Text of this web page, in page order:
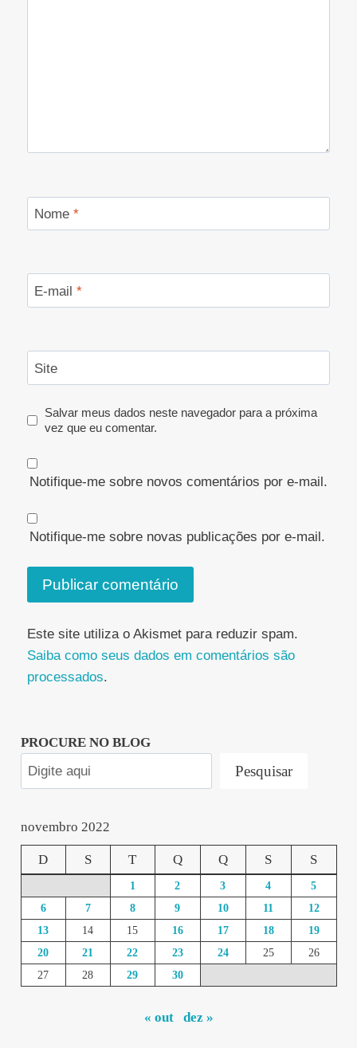
Nome *
E-mail *
Site
Salvar meus dados neste navegador para a próxima
vez que eu comentar.
Notifique-me sobre novos comentários por e-mail.
Notifique-me sobre novas publicações por e-mail.
Este site utiliza o Akismet para reduzir spam.
Saiba como seus dados em comentários são
processados.
PROCURE NO BLOG
Pesquisar
novembro 2022
D S T Q Q S S
1 2 3 4
5
6
7 8 9 10 11
12
13
14 15 16 17 18
19
20
21 22 23 24 25
26
27
28 29 30
« out dez »